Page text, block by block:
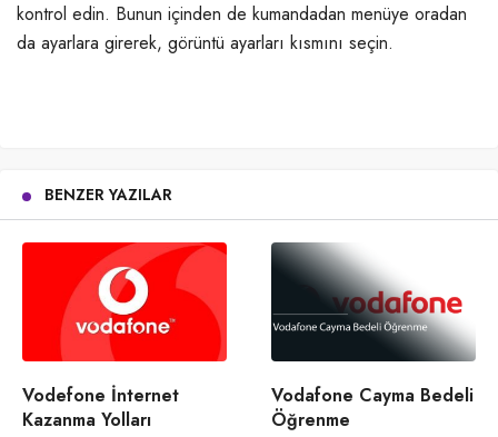
kontrol edin. Bunun içinden de kumandadan menüye oradan
da ayarlara girerek, görüntü ayarları kısmını seçin.
BENZER YAZILAR
Vodefone İnternet
Kazanma Yolları
Vodafone Cayma Bedeli
Öğrenme